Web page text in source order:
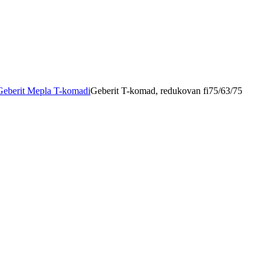
Mepla T-komadiGeberit T-komad, redukovan fi75/63/75